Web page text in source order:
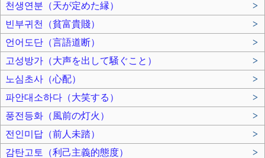
천생연분（天が定めた縁）
>
빈부귀천（貧富貴賤）
>
언어도단（言語道断）
>
고성방가（大声を出して騒ぐこと）
>
노심초사（心配）
>
파안대소하다（大笑する）
>
풍전등화（風前の灯火）
>
전인미답（前人未踏）
>
감탄고토（利己主義的態度）
>